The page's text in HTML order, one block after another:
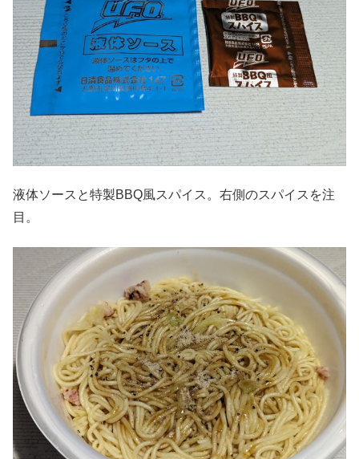
液体ソースと特製BBQ風スパイス。右側のスパイスを注
目。